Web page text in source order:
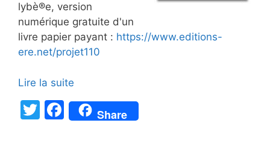
lybè®e, version
numérique gratuite d'un
livre papier payant : https://www.editions-
ere.net/projet110
Lire la suite
T
F
a
Share